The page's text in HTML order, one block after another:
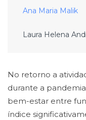
Ana Maria Malik
Laura Helena
No retorno a
durante a
bem-estar entre
índice